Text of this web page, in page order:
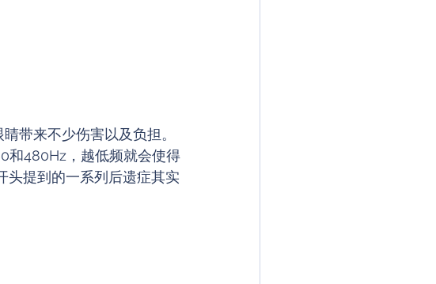
带来不少伤害以及负担。
和480Hz，越低频就会使得
头提到的一系列后遗症其实